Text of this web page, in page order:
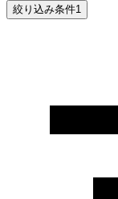
絞り込み条件1